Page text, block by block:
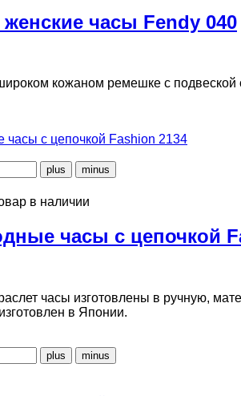
часы Fendy 040
кожаном ремешке с
в наличии
часы с цепочкой
часы изготовлены в ручную,
в Японии.